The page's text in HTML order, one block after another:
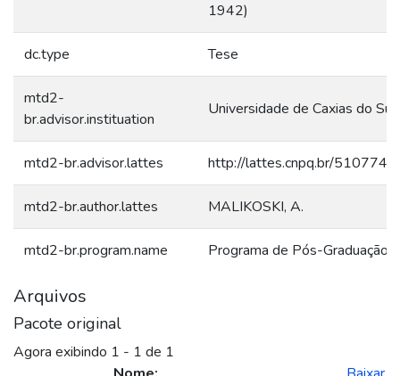
1942)
dc.type Tese
mtd2-
br.advisor.instituation
Universidade de Caxias do Sul
mtd2-br.advisor.lattes http://lattes.cnpq.br/
mtd2-br.author.lattes MALIKOSKI, A.
mtd2-br.program.name Programa de Pós-Graduação
Arquivos
Pacote original
Agora exibindo 1 - 1 de 1